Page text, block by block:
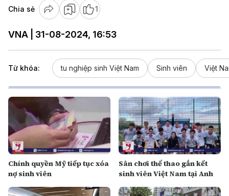
Chia sẻ 1
VNA | 31-08-2024, 16:53
Từ khóa: tu nghiệp sinh Việt Nam Sinh viên Việt
Chính quyền Mỹ tiếp tục xóa
nợ sinh viên
Sân chơi thể thao gắn kết
sinh viên Việt Nam tại Anh